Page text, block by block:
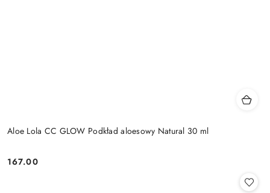
Aloe Lola CC GLOW Podkład aloesowy Natural 30 ml
Cena:
167.00